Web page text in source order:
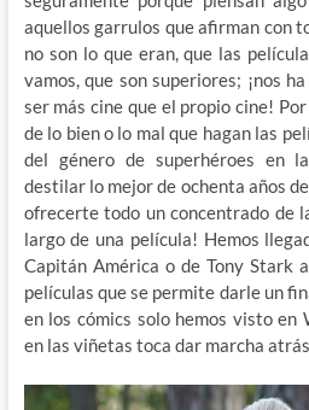
aquellos garrulos que afirman con
no son lo que eran, que las
vamos, que son superiores; ¡nos
ser más cine que el propio cine!
de lo bien o lo mal que hagan las
del género de superhéroes en
destilar lo mejor de ochenta años
ofrecerte todo un concentrado de
largo de una película! Hemos
Capitán América o de Tony Stark
películas que se permite darle un
en los cómics solo hemos visto en
en las viñetas toca dar marcha